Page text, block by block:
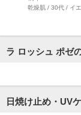
乾燥肌 / 30代 / イ
ラ ロッシュ ポゼ
日焼け止め・UV